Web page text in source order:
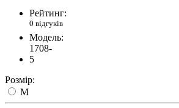
Рейтинг:
0 відгуків
Модель:
1708-
5
Розмір:
M